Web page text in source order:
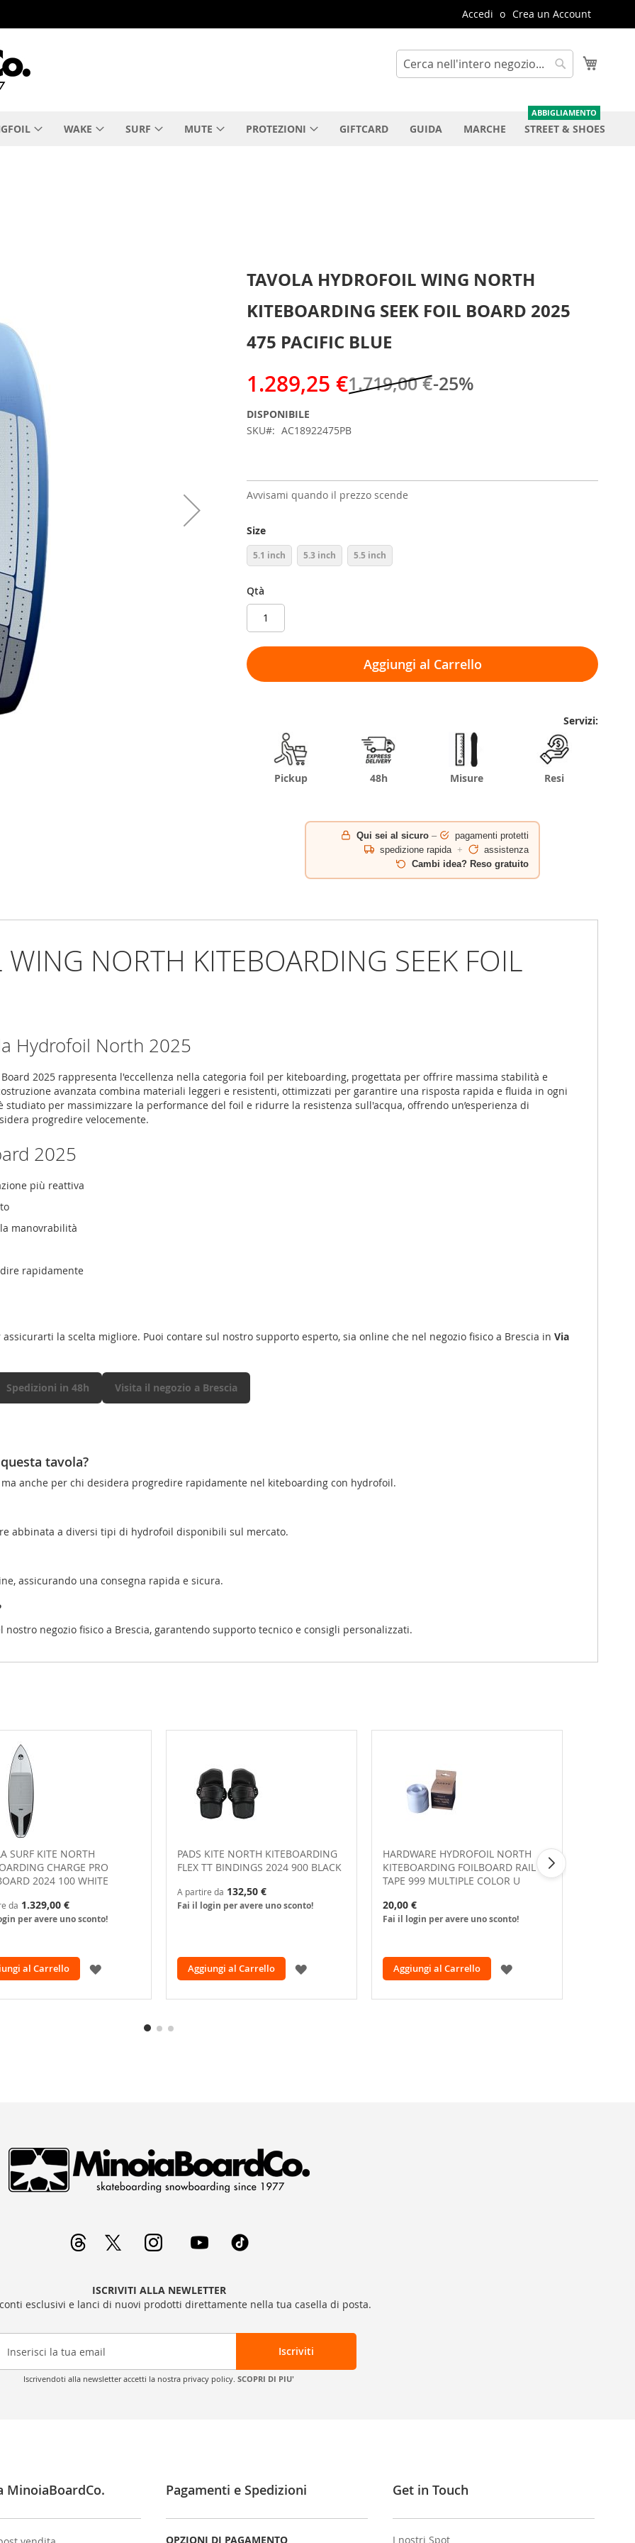
Accedi Crea un Account
Cerca
WAKE SURF MUTE PROTEZIONI GIFTCARD GUIDA MARCHE STREET & SHOES
TAVOLA HYDROFOIL WING NORTH
KITEBOARDING SEEK FOIL BOARD 2025
475 PACIFIC BLUE
1.289,25 €1.719,00 €-25%
DISPONIBILE
SKU
AC18922475PB
Avvisami quando il prezzo scende
Size
5.1 inch 5.3 inch 5.5 inch
Qtà
Aggiungi al Carrello
Servizi:
Pickup 48h Misure Resi
Qui sei al sicuro –
pagamenti protetti
spedizione rapida +
assistenza
Cambi idea? Reso gratuito
NORTH KITEBOARDING SEEK FOIL
Hydrofoil North 2025
2025 rappresenta l'eccellenza nella categoria foil per kiteboarding, progettata per offrire massima stabilità e
avanzata combina materiali leggeri e resistenti, ottimizzati per garantire una risposta rapida e fluida in ogni
per massimizzare la performance del foil e ridurre la resistenza sull'acqua, offrendo un’esperienza di
progredire velocemente.
2025
più reattiva
manovrabilità
rapidamente
assicurarti la scelta migliore. Puoi contare sul nostro supporto esperto, sia online che nel negozio fisico a Brescia in Via
Spedizioni in 48h Visita il negozio a Brescia
tavola?
anche per chi desidera progredire rapidamente nel kiteboarding con hydrofoil.
abbinata a diversi tipi di hydrofoil disponibili sul mercato.
assicurando una consegna rapida e sicura.
negozio fisico a Brescia, garantendo supporto tecnico e consigli personalizzati.
SURF KITE NORTH
CHARGE PRO
2024 100 WHITE
da 1.329,00 €
per avere uno sconto!
al Carrello
AGGIUNGI
PADS KITE NORTH KITEBOARDING
FLEX TT BINDINGS 2024 900 BLACK
A partire da 132,50 €
Fai il login per avere uno sconto!
Aggiungi al Carrello
AGGIUNGI
HARDWARE HYDROFOIL NORTH
KITEBOARDING FOILBOARD RAIL
TAPE 999 MULTIPLE COLOR U
20,00 €
Fai il login per avere uno sconto!
Aggiungi al Carrello
AGGIUNGI
ISCRIVITI ALLA NEWLETTER
esclusivi e lanci di nuovi prodotti direttamente nella tua casella di posta.
Iscriviti
Iscrivendoti alla newsletter accetti la nostra privacy policy. SCOPRI DI PIU'
MinoiaBoardCo. Pagamenti e Spedizioni
OPZIONI DI PAGAMENTO
Get in Touch
I nostri Spot